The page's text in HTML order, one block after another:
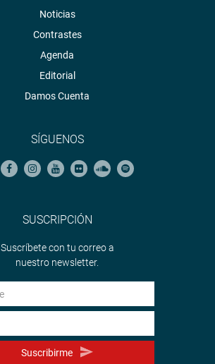
Noticias
Contrastes
Agenda
Editorial
Damos Cuenta
SÍGUENOS
SUSCRIPCIÓN
Suscríbete con tu correo a
nuestro newsletter.
Suscribirme